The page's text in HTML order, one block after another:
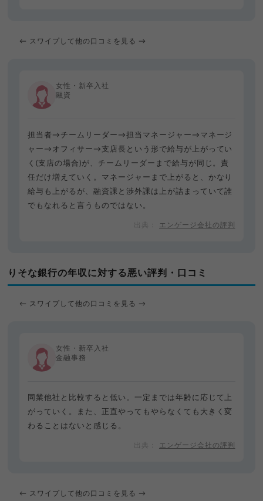
← スワイプして他の口コミを見る →
女性・新卒入社
融資
担当者→チームリーダー→担当マネージャー→マネージ
ャー→オフィサー→支店長という形で給与が上がってい
く(支店の場合)が、チームリーダーまで給与が同じ。責
任だけ増えていく。マネージャーまで上がると、かなり
給与も上がるが、融資課と渉外課は上が詰まっていて誰
でもなれると言うものではない。
エンゲージ会社の評判
りそな銀行の年収に対する悪い評判・口コミ
← スワイプして他の口コミを見る →
女性・新卒入社
金融事務
同業他社と比較すると低い。一定までは年齢に応じて上
がっていく。また、正直やってもやらなくても大きく変
わることはないと感じる。
エンゲージ会社の評判
← スワイプして他の口コミを見る →